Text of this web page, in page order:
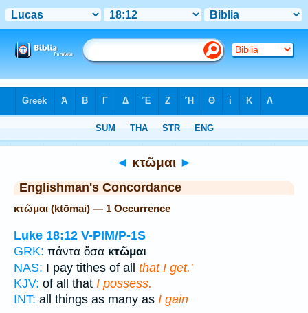
◄ κτῶμαι ►
Englishman's Concordance
κτῶμαι (ktōmai) — 1 Occurrence
Luke 18:12 V-PIM/P-1S
GRK: πάντα ὅσα κτῶμαι
NAS: I pay tithes of all that I get.'
KJV: of all that I possess.
INT: all things as many as I gain